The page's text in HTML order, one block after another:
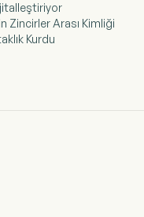
Zincirler Arası Kimliği
Kurdu